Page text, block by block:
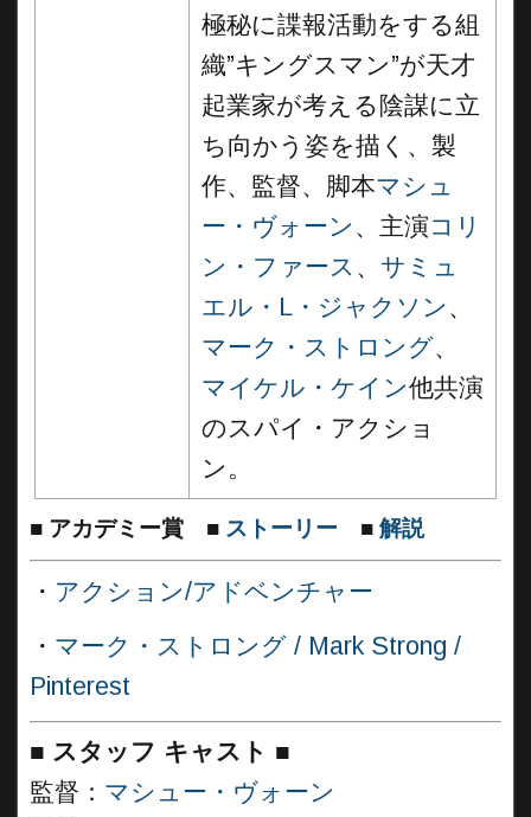
極秘に諜報活動をする組
織”キングスマン”が天才
起業家が考える陰謀に立
ち向かう姿を描く、製
作、監督、脚本マシュ
ー・ヴォーン 、主演コリ
ン・ファース 、 サミュ
エル・L・ジャクソン 、
マーク・ストロング、
マイケル・ケイン他共演
のスパイ・アクショ
ン。
■ アカデミー賞 ■ ストーリー ■ 解説
・ アクション/アドベンチャー
・ マーク・ストロング / Mark Strong /
Pinterest
■ スタッフ キャスト ■
監督： マシュー・ヴォーン